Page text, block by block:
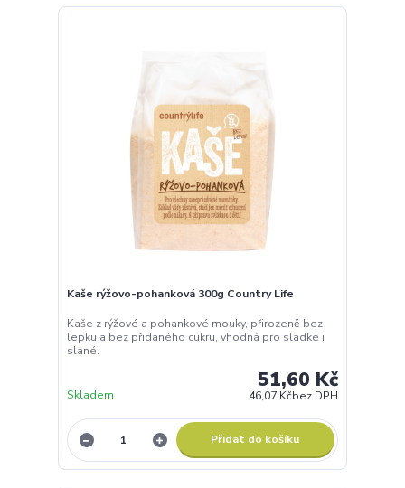
Kaše rýžovo-pohanková 300g Country Life
Kaše z rýžové a pohankové mouky, přirozeně bez
lepku a bez přidaného cukru, vhodná pro sladké i
slané.
51,60 Kč
46,07 Kčbez DPH
Skladem
Přidat do košíku